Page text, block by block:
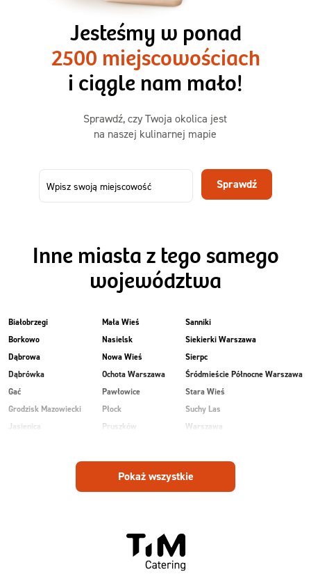
1500kcal - 2250kcal
3 sycące posiłki o większej objętości. Mniej dań,
ta sama wygoda!
50,31 zł
73,99
-32%
Menu
Jesteśmy w ponad
2500 miejscowościach
i ciągle nam mało!
Sprawdź, czy Twoja okolica jest
na naszej kulinarnej mapie
Sprawdź
Inne miasta z tego samego
województwa
Białobrzegi
Borkowo
Dąbrowa
Dąbrówka
Gać
Grodzisk Mazowiecki
Jasienica
Mała Wieś
Nasielsk
Nowa Wieś
Ochota Warszawa
Pawłowice
Płock
Pruszków
Radom
Ruda
Sanniki
Siekierki Warszawa
Sierpc
Śródmieście Północne Warszawa
Stara Wieś
Suchy Las
Warszawa
Wesoła
Zalesie
Pokaż wszystkie